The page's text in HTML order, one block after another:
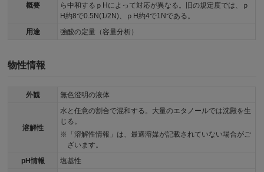
概要
ら中和するｐHによって対応が異なる。旧の規定度では、ｐ
H約8で0.5N(1/2N)、ｐH約4で1Nである。
用途
強酸の定量（容量分析）
物性情報
外観 無色澄明の液体
溶解性
水と任意の割合で混和する。大量のエタノールでは沈殿を生
じる。
「溶解性情報」は、最適溶媒が記載されていない場合がご
ざいます。
pH情報
塩基性